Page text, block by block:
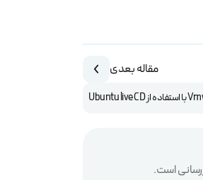
مقاله بعدی
است.